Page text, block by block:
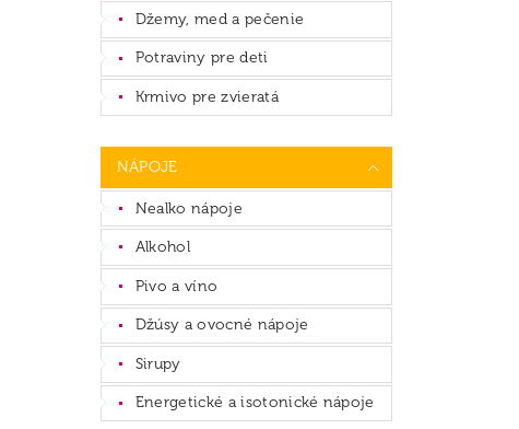
Džemy, med a pečenie
Potraviny pre deti
Krmivo pre zvieratá
NÁPOJE
Nealko nápoje
Alkohol
Pivo a víno
Džúsy a ovocné nápoje
Sirupy
Energetické a isotonické nápoje